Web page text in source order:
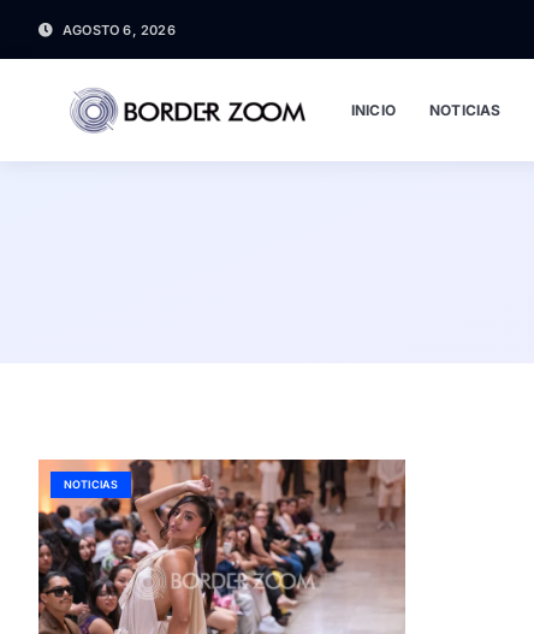
AGOSTO 6, 2026
INICIO NOTICIAS
NOTICIAS